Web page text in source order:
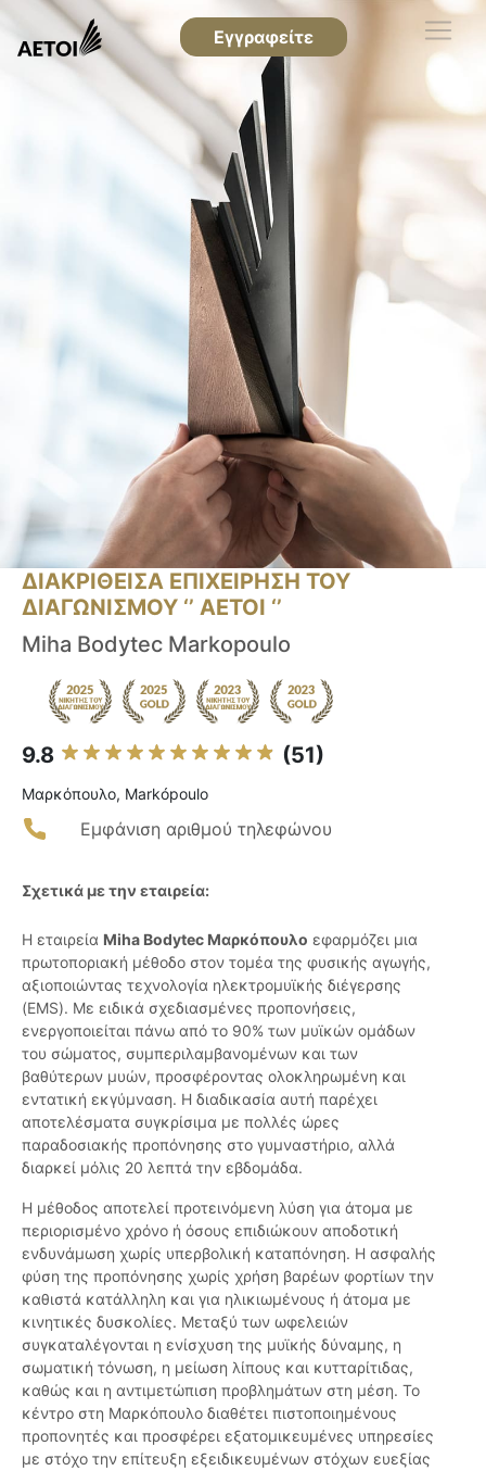
Εγγραφείτε
ΔΙΑΚΡΙΘΕΙΣΑ ΕΠΙΧΕΙΡΗΣΗ ΤΟΥ
ΔΙΑΓΩΝΙΣΜΟΥ ‘’ ΑΕΤΟΙ ‘’
Miha Bodytec Markopoulo
9.8 (51)
Μαρκόπουλο, Markópoulo
Εμφάνιση αριθμού τηλεφώνου
Σχετικά με την εταιρεία:
Η εταιρεία Miha Bodytec Μαρκόπουλο εφαρμόζει μια
πρωτοποριακή μέθοδο στον τομέα της φυσικής αγωγής,
αξιοποιώντας τεχνολογία ηλεκτρομυϊκής διέγερσης
(EMS). Με ειδικά σχεδιασμένες προπονήσεις,
ενεργοποιείται πάνω από το 90% των μυϊκών ομάδων
του σώματος, συμπεριλαμβανομένων και των
βαθύτερων μυών, προσφέροντας ολοκληρωμένη και
εντατική εκγύμναση. Η διαδικασία αυτή παρέχει
αποτελέσματα συγκρίσιμα με πολλές ώρες
παραδοσιακής προπόνησης στο γυμναστήριο, αλλά
διαρκεί μόλις 20 λεπτά την εβδομάδα.
Η μέθοδος αποτελεί προτεινόμενη λύση για άτομα με
περιορισμένο χρόνο ή όσους επιδιώκουν αποδοτική
ενδυνάμωση χωρίς υπερβολική καταπόνηση. Η ασφαλής
φύση της προπόνησης χωρίς χρήση βαρέων φορτίων την
καθιστά κατάλληλη και για ηλικιωμένους ή άτομα με
κινητικές δυσκολίες. Μεταξύ των ωφελειών
συγκαταλέγονται η ενίσχυση της μυϊκής δύναμης, η
σωματική τόνωση, η μείωση λίπους και κυτταρίτιδας,
καθώς και η αντιμετώπιση προβλημάτων στη μέση. Το
κέντρο στη Μαρκόπουλο διαθέτει πιστοποιημένους
προπονητές και προσφέρει εξατομικευμένες υπηρεσίες
με στόχο την επίτευξη εξειδικευμένων στόχων ευεξίας